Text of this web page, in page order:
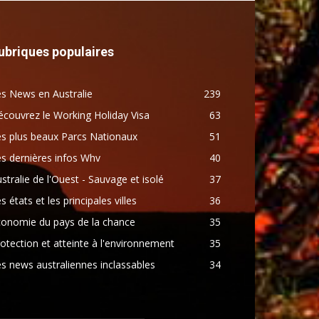
populaires
News en Australie
239
le Working Holiday Visa
63
plus beaux Parcs Nationaux
51
dernières infos Whv
40
de l'Ouest - Sauvage et isolé
37
états et les principales villes
36
du pays de la chance
35
et atteinte à l'environnement
35
news australiennes inclassables
34